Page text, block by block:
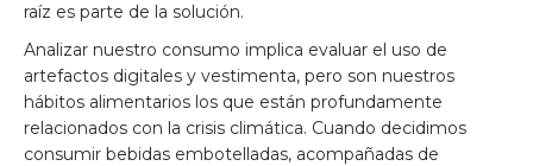
raíz es parte de la solución.
Analizar nuestro consumo implica evaluar el uso de
artefactos digitales y vestimenta, pero son nuestros
hábitos alimentarios los que están profundamente
relacionados con la crisis climática. Cuando decidimos
consumir bebidas embotelladas, acompañadas de